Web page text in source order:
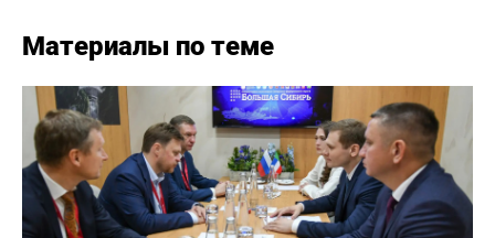
Материалы по теме